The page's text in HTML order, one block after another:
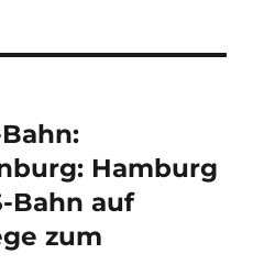
Hamburg
Bahn auf
zum